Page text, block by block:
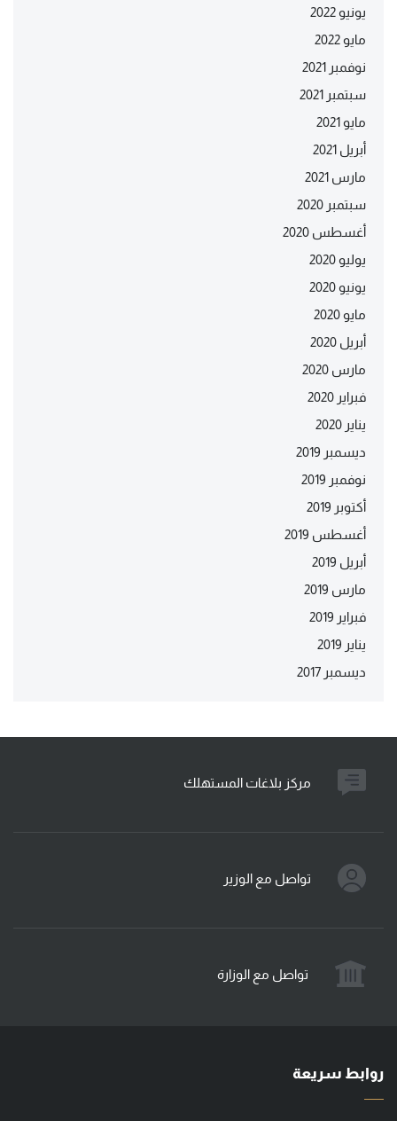
يونيو 2022
مايو 2022
نوفمبر 2021
سبتمبر 2021
مايو 2021
أبريل 2021
مارس 2021
سبتمبر 2020
أغسطس 2020
يوليو 2020
يونيو 2020
مايو 2020
أبريل 2020
مارس 2020
فبراير 2020
يناير 2020
ديسمبر 2019
نوفمبر 2019
أكتوبر 2019
أغسطس 2019
أبريل 2019
مارس 2019
فبراير 2019
يناير 2019
ديسمبر 2017
مركز بلاغات المستهلك
تواصل مع الوزير
تواصل مع الوزارة
روابط سريعة